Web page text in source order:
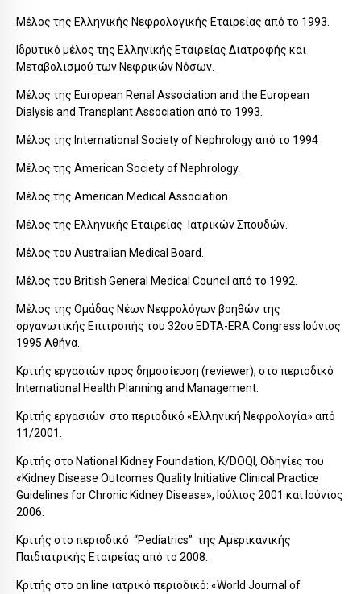
Μέλος της Ελληνικής Νεφρολογικής Εταιρείας από το 1993.
Ιδρυτικό μέλος της Ελληνικής Εταιρείας Διατροφής και
Μεταβολισμού των Νεφρικών Νόσων.
Μέλος της European Renal Association and the European
Dialysis and Transplant Association από το 1993.
Μέλος της International Society of Nephrology από το 1994
Μέλος της American Society of Nephrology.
Μέλος της American Medical Association.
Μέλος της Ελληνικής Εταιρείας Ιατρικών Σπουδών.
Μέλος του Australian Medical Board.
Μέλος του British General Medical Council από το 1992.
Μέλος της Ομάδας Νέων Νεφρολόγων βοηθών της
οργανωτικής Επιτροπής του 32ου EDTA-ERA Congress Ιούνιος
1995 Αθήνα.
Κριτής εργασιών προς δημοσίευση (reviewer), στο περιοδικό
International Health Planning and Management.
Κριτής εργασιών στο περιοδικό «Ελληνική Νεφρολογία» από
11/2001.
Κριτής στο National Kidney Foundation, K/DOQI, Οδηγίες του
«Kidney Disease Outcomes Quality Initiative Clinical Practice
Guidelines for Chronic Kidney Disease», Ιούλιος 2001 και Ιούνιος
2006.
Κριτής στο περιοδικό “Pediatrics” της Αμερικανικής
Παιδιατρικής Εταιρείας από το 2008.
Κριτής στο on line ιατρικό περιοδικό: «World Journal of